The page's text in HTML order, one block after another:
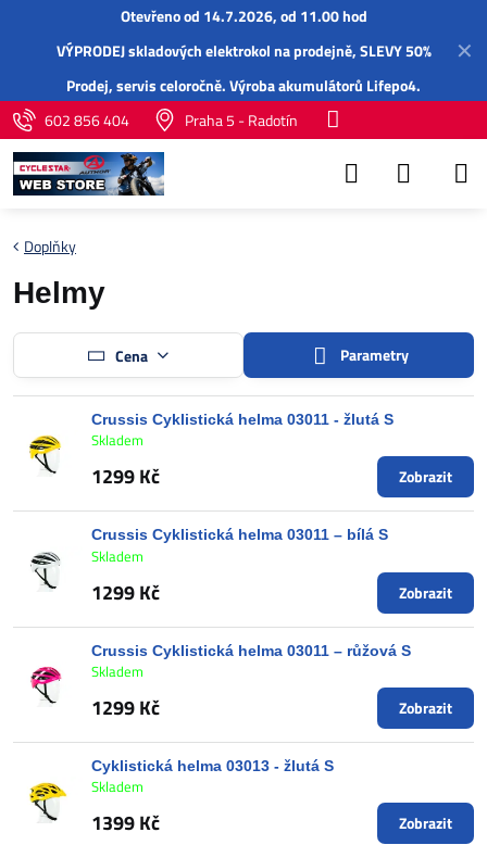
✕
Otevřeno od 14.7.2026, od 11.00 hod
VÝPRODEJ skladových elektrokol na prodejně, SLEVY 50%
Prodej,servisceloročně.Výroba akumulátorů Lifepo4.
602 856 404
Praha 5 - Radotín
Doplňky
Helmy
Cena Parametry
Crussis Cyklistická helma 03011 - žlutá S
Skladem
1299 Kč Zobrazit
Crussis Cyklistická helma 03011 – bílá S
Skladem
1299 Kč Zobrazit
Crussis Cyklistická helma 03011 – růžová S
Skladem
1299 Kč Zobrazit
Cyklistická helma 03013 - žlutá S
Skladem
1399 Kč Zobrazit